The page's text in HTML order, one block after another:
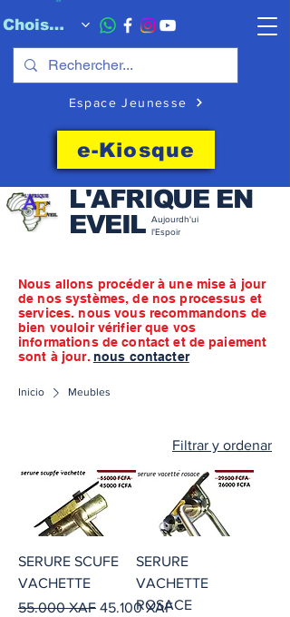
Choisissez quand l'envoyer
Espace Jeunesse
e-Kiosque
L'AFRIQUE EN
EVEIL Aujourdh'ui
l'Espoir
Nous allons procéder à une mise à jour
de nos systèmes, de nos processus et
services. nous vous recommandons de
bien vouloir vérifier que vos
informations de contact et de paiement
sont à jour. nous contacter
Inicio Meubles
Filtrar y ordenar
SERURE SCUFE
VACHETTE
Precio
55.000 XAF Precio de oferta
45.100 XAF
SERURE
VACHETTE
ROSACE